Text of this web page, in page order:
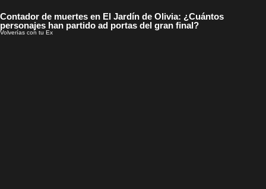
Contador de muertes en El Jardín de Olivia: ¿Cuántos
personajes han partido ad portas del gran final?
Volverías con tu Ex